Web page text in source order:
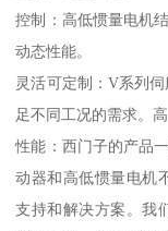
控制：高低惯量电机
动态性能。
灵活可定制：V系列
足不同工况的需求。
性能：西门子的产品
动器和高低惯量电机
支持和解决方案。我